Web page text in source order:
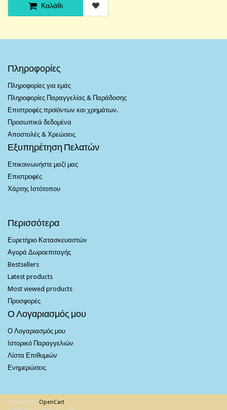
Καλάθι
Πληροφορίες
Πληροφορίες για εμάς
Πληροφορίες Παραγγελίας & Παράδοσης
Επιστροφές προϊόντων και χρημάτων.
Προσωπικά δεδομένα
Αποστολές & Χρεώσεις
Εξυπηρέτηση Πελατών
Επικοινωνήστε μαζί μας
Επιστροφές
Χάρτης Ιστότοπου
Περισσότερα
Ευρετήριο Κατασκευαστών
Αγορά Δωροεπιταγής
Bestsellers
Latest products
Most viewed products
Προσφορές
Ο Λογαριασμός μου
Ο Λογαριασμός μου
Ιστορικό Παραγγελιών
Λίστα Επιθυμιών
Ενημερώσεις
Powered By OpenCart